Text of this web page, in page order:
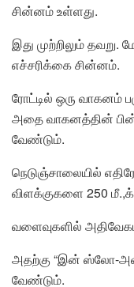
சின்னம் உள்ளது.
இது முற்றிலும் தவறு.
எச்சரிக்கை சின்னம்.
ரோட்டில் ஒரு வாகனம்
அதை வாகனத்தின்
வேண்டும்.
நெடுஞ்சாலையில்
விளக்குகளை 250
வளைவுகளில்
அதற்கு “இன் ஸ்லோ-
வேண்டும்.